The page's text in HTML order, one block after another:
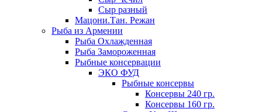
Сыр разный
Мацони.Тан. Режан
Рыба из Армении
Рыба Охлажденная
Рыба Замороженная
Рыбные консервации
ЭКО ФУД
Рыбные консервы
Консервы 240 гр.
Консервы 160 гр.